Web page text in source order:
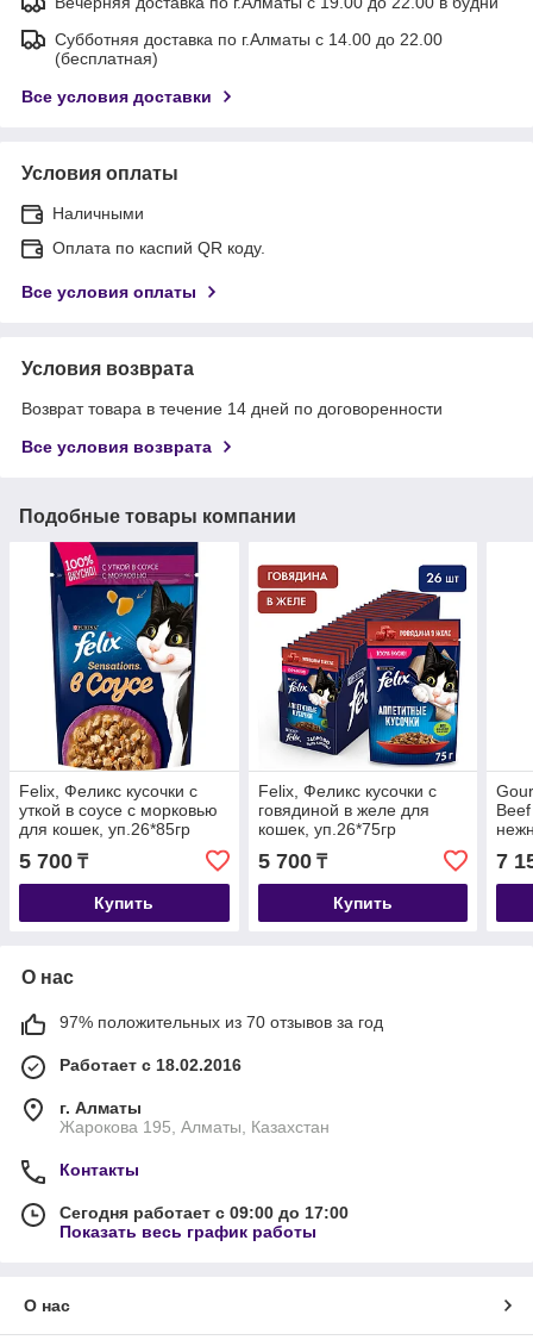
Субботняя доставка по г.Алматы с 14.00 до 22.00
(бесплатная)
Все условия доставки
Условия оплаты
Наличными
Оплата по каспий QR коду.
Все условия оплаты
Условия возврата
Возврат товара в течение 14 дней по договоренности
Все условия возврата
Подобные товары компании
Felix, Феликс кусочки с
уткой в соусе с морковью
для кошек, уп.26*85гр
5 700 ₸
Купить
Felix, Феликс кусочки с
говядиной в желе для
кошек, уп.26*75гр
5 700₸
Купить
7
О нас
97% положительных из 70 отзывов за год
Работает с 18.02.2016
г. Алматы
Жарокова 195, Алматы, Казахстан
Контакты
Сегодня работает с 09:00 до 17:00
Показать весь график работы
О нас